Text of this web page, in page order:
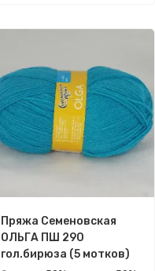
Пряжа Семеновская
ОЛЬГА ПШ 290
гол.бирюза (5 мотков)